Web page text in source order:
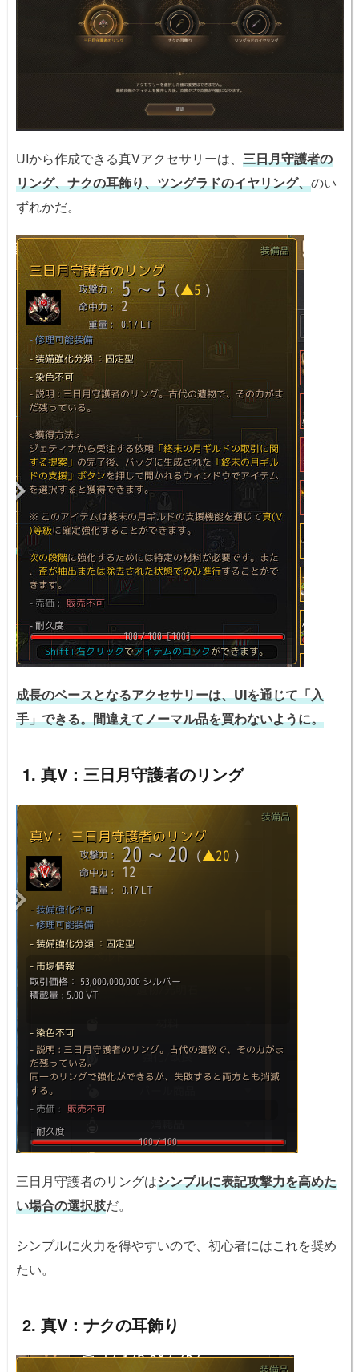
UIから作成できる真Vアクセサリーは、 三日月守護者の
リング、ナクの耳飾り、ツングラドのイヤリング、のい
ずれかだ。
成長のベースとなるアクセサリーは、UIを通じて「入
手」できる。間違えてノーマル品を買わないように。
1. 真V：三日月守護者のリング
三日月守護者のリングはシンプルに表記攻撃力を高めた
い場合の選択肢だ。
シンプルに火力を得やすいので、初心者にはこれを奨め
たい。
2. 真V：ナクの耳飾り